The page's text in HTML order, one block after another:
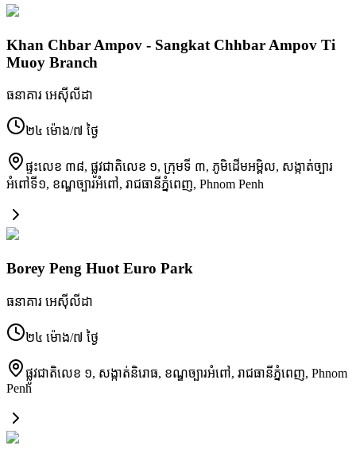
Khan Chbar Ampov - Sangkat Chhbar Ampov Ti
Muoy Branch
ធនាគារ អេស៊ីលីដា
២៤ ម៉ោង/៧ ថ្ងៃ
ផ្ទះលេខ ៣៨, ផ្លូវជាតិលេខ ១, ក្រុមទី ៣, ភូមិដើមអម្ពិល, សង្កាត់ច្បារ
អំពៅទី១, ខណ្ឌច្បារអំពៅ, រាជធានីភ្នំពេញ, Phnom Penh
Borey Peng Huot Euro Park
ធនាគារ អេស៊ីលីដា
២៤ ម៉ោង/៧ ថ្ងៃ
ផ្លូវជាតិលេខ ១, សង្កាត់និរោធ, ខណ្ឌច្បារអំពៅ, រាជធានីភ្នំពេញ, Phnom
Penh